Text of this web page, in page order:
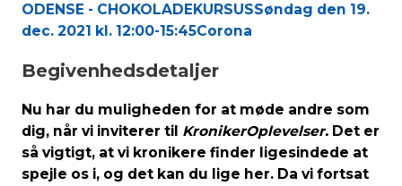
ODENSE - CHOKOLADEKURSUSSøndag den 19.
dec. 2021 kl. 12:00-15:45Corona
Begivenhedsdetaljer
Nu har du muligheden for at møde andre som
dig, når vi inviterer til KronikerOplevelser.Det er
så vigtigt, at vi kronikere finder ligesindede at
spejle os i, og det kan du lige her. Da vi fortsat